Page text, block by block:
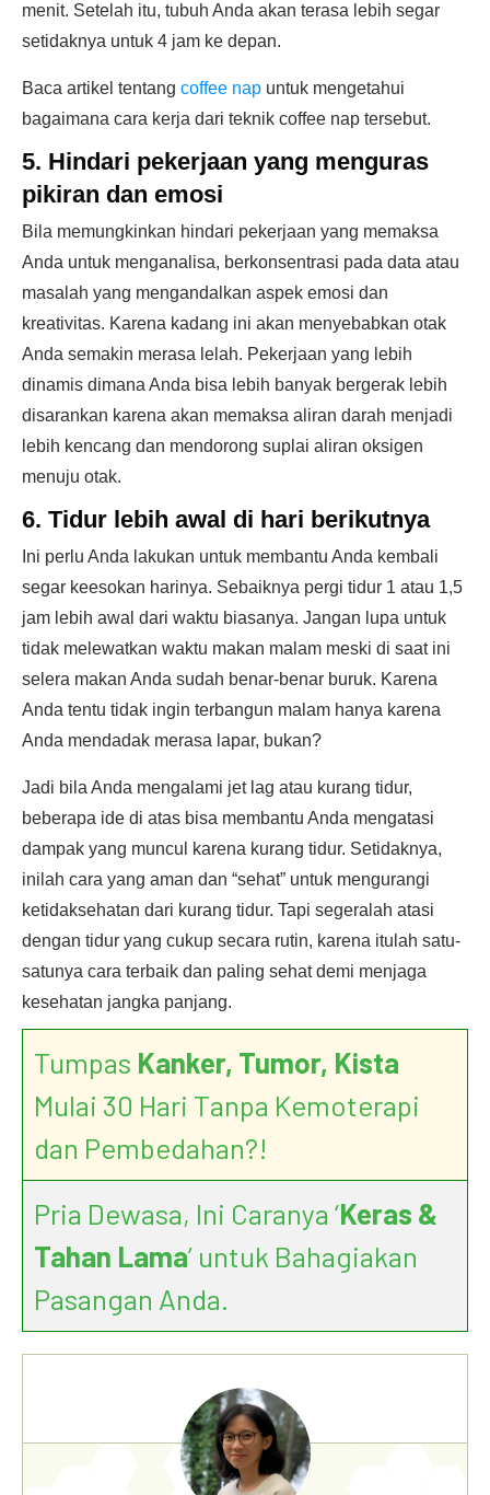
menit. Setelah itu, tubuh Anda akan terasa lebih segar
setidaknya untuk 4 jam ke depan.
Baca artikel tentang coffee nap untuk mengetahui
bagaimana cara kerja dari teknik coffee nap tersebut.
5. Hindari pekerjaan yang menguras
pikiran dan emosi
Bila memungkinkan hindari pekerjaan yang memaksa
Anda untuk menganalisa, berkonsentrasi pada data atau
masalah yang mengandalkan aspek emosi dan
kreativitas. Karena kadang ini akan menyebabkan otak
Anda semakin merasa lelah. Pekerjaan yang lebih
dinamis dimana Anda bisa lebih banyak bergerak lebih
disarankan karena akan memaksa aliran darah menjadi
lebih kencang dan mendorong suplai aliran oksigen
menuju otak.
6. Tidur lebih awal di hari berikutnya
Ini perlu Anda lakukan untuk membantu Anda kembali
segar keesokan harinya. Sebaiknya pergi tidur 1 atau 1,5
jam lebih awal dari waktu biasanya. Jangan lupa untuk
tidak melewatkan waktu makan malam meski di saat ini
selera makan Anda sudah benar-benar buruk. Karena
Anda tentu tidak ingin terbangun malam hanya karena
Anda mendadak merasa lapar, bukan?
Jadi bila Anda mengalami jet lag atau kurang tidur,
beberapa ide di atas bisa membantu Anda mengatasi
dampak yang muncul karena kurang tidur. Setidaknya,
inilah cara yang aman dan “sehat” untuk mengurangi
ketidaksehatan dari kurang tidur. Tapi segeralah atasi
dengan tidur yang cukup secara rutin, karena itulah satu-
satunya cara terbaik dan paling sehat demi menjaga
kesehatan jangka panjang.
Tumpas Kanker, Tumor, Kista
Mulai 30 Hari Tanpa Kemoterapi
dan Pembedahan?!
Pria Dewasa, Ini Caranya ‘Keras &
Tahan Lama’ untuk Bahagiakan
Pasangan Anda.